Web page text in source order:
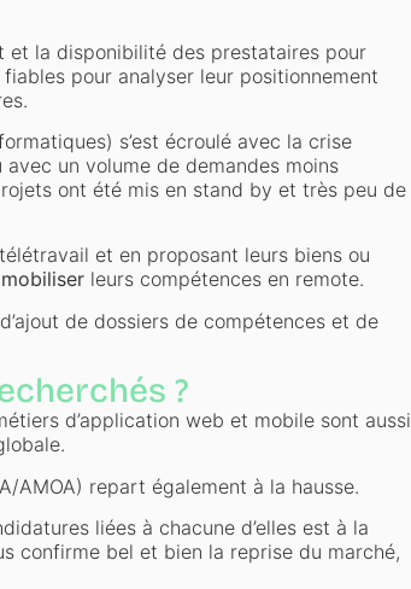
et la disponibilité des prestataires pour
pour analyser leur positionnement
s’est écroulé avec la crise
un volume de demandes moins
ont été mis en stand by et très peu de
et en proposant leurs biens ou
mobiliser leurs compétences en remote.
de dossiers de compétences et de
?
d’application web et mobile sont aussi
AMOA) repart également à la hausse.
liées à chacune d’elles est à la
confirme bel et bien la reprise du marché,